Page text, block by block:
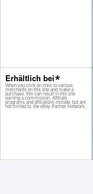
Erhältlich bei